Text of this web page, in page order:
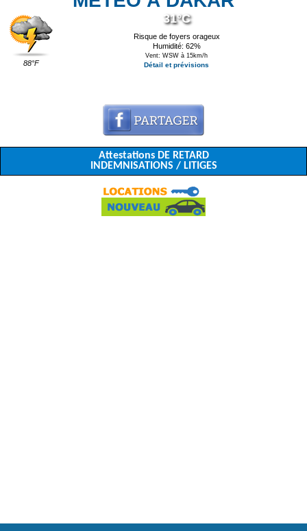
88°F
31°C
Risque de foyers orageux
Humidité: 62%
Vent: WSW à 15km/h
Détail et prévisions
Attestations DE RETARD
INDEMNISATIONS / LITIGES